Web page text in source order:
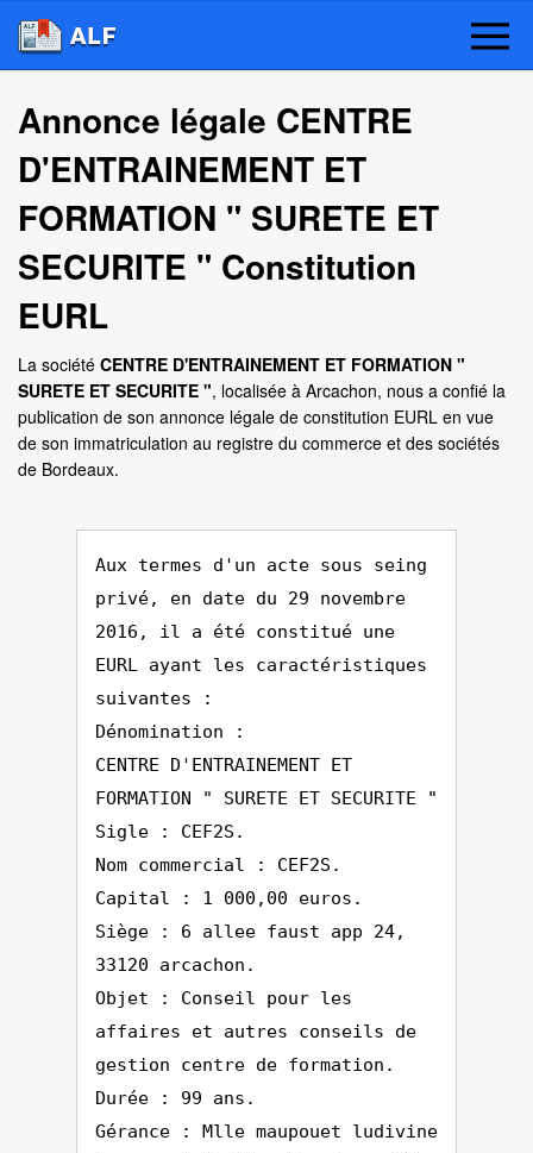
Annonce légale CENTRE
D'ENTRAINEMENT ET
FORMATION " SURETE ET
SECURITE " Constitution
EURL
La société CENTRE D'ENTRAINEMENT ET FORMATION "
SURETE ET SECURITE ", localisée à Arcachon, nous a confié la
publication de son annonce légale de constitution EURL en vue
de son immatriculation au registre du commerce et des sociétés
de Bordeaux.
Aux termes d'un acte sous seing
privé, en date du 29 novembre
2016, il a été constitué une
EURL ayant les caractéristiques
suivantes :
Dénomination :
CENTRE D'ENTRAINEMENT ET
FORMATION " SURETE ET SECURITE "
Sigle : CEF2S.
Nom commercial : CEF2S.
Capital : 1 000,00 euros.
Siège : 6 allee faust app 24,
33120 arcachon.
Objet : Conseil pour les
affaires et autres conseils de
gestion centre de formation.
Durée : 99 ans.
Gérance : Mlle maupouet ludivine